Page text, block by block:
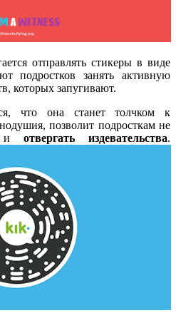
отправлять стикеры в виде
подростков занять активную
которых запугивают.
что она станет толчком к
позволит подросткам не
и отвергать издевательства.